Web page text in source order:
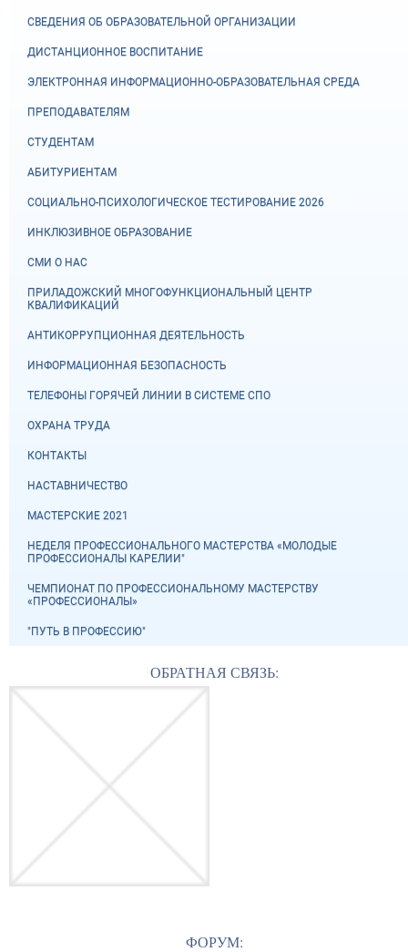
СВЕДЕНИЯ ОБ ОБРАЗОВАТЕЛЬНОЙ ОРГАНИЗАЦИИ
ДИСТАНЦИОННОЕ ВОСПИТАНИЕ
ЭЛЕКТРОННАЯ ИНФОРМАЦИОННО-ОБРАЗОВАТЕЛЬНАЯ СРЕДА
ПРЕПОДАВАТЕЛЯМ
СТУДЕНТАМ
АБИТУРИЕНТАМ
СОЦИАЛЬНО-ПСИХОЛОГИЧЕСКОЕ ТЕСТИРОВАНИЕ 2026
ИНКЛЮЗИВНОЕ ОБРАЗОВАНИЕ
СМИ О НАС
ПРИЛАДОЖСКИЙ МНОГОФУНКЦИОНАЛЬНЫЙ ЦЕНТР
КВАЛИФИКАЦИЙ
АНТИКОРРУПЦИОННАЯ ДЕЯТЕЛЬНОСТЬ
ИНФОРМАЦИОННАЯ БЕЗОПАСНОСТЬ
ТЕЛЕФОНЫ ГОРЯЧЕЙ ЛИНИИ В СИСТЕМЕ СПО
ОХРАНА ТРУДА
КОНТАКТЫ
НАСТАВНИЧЕСТВО
МАСТЕРСКИЕ 2021
НЕДЕЛЯ ПРОФЕССИОНАЛЬНОГО МАСТЕРСТВА «МОЛОДЫЕ
ПРОФЕССИОНАЛЫ КАРЕЛИИ"
ЧЕМПИОНАТ ПО ПРОФЕССИОНАЛЬНОМУ МАСТЕРСТВУ
«ПРОФЕССИОНАЛЫ»
"ПУТЬ В ПРОФЕССИЮ"
ОБРАТНАЯ СВЯЗЬ:
ФОРУМ: